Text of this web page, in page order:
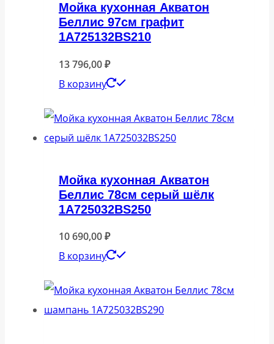
Мойка кухонная Акватон
Беллис 97см графит
1A725132BS210
13 796,00₽
В корзину
Мойка кухонная Акватон
Беллис 78см серый шёлк
1A725032BS250
10 690,00₽
В корзину